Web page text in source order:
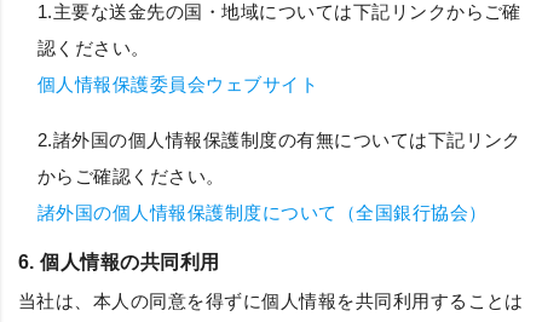
1.主要な送金先の国・地域については下記リンクからご確
認ください。
個人情報保護委員会ウェブサイト
2.諸外国の個人情報保護制度の有無については下記リンク
からご確認ください。
諸外国の個人情報保護制度について（全国銀行協会）
6. 個人情報の共同利用
当社は、本人の同意を得ずに個人情報を共同利用することは